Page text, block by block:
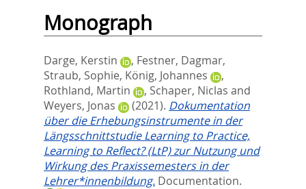
Monograph
Darge, Kerstin , Festner, Dagmar,
Straub, Sophie, König, Johannes
,
Rothland, Martin
, Schaper, Niclas and
Weyers, Jonas
(2021). Dokumentation
über die Erhebungsinstrumente in der
Längsschnittstudie Learning to Practice,
Learning to Reflect? (LtP) zur Nutzung und
Wirkung des Praxissemesters in der
Lehrer*innenbildung. Documentation.